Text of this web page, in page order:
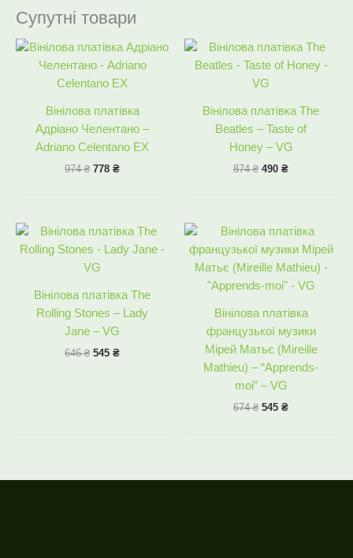
Супутні товари
Вінілова платівка
Адріано Челентано –
Adriano Celentano EX
974₴
Оригінальна
ціна:
974 ₴.
778 ₴
Поточна
ціна:
778 ₴.
Вінілова платівка The
Beatles – Taste of
Honey – VG
874₴
Оригінальна
ціна:
874 ₴.
490 ₴
Поточна
ціна:
490 ₴.
Вінілова платівка The
Rolling Stones – Lady
Jane – VG
646₴
Оригінальна
ціна:
646 ₴.
545 ₴
Поточна
ціна:
545 ₴.
Вінілова платівка
французької музики
Мірей Матьє (Mireille
Mathieu) – “Apprends-
moi” – VG
674₴
Оригінальна
674 ₴.
545 ₴
Поточна
ціна:
545 ₴.